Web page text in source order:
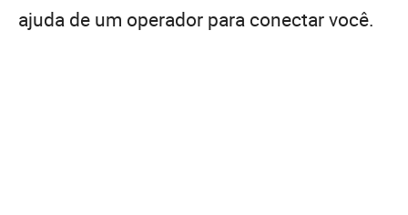
ajuda de um operador para conectar você.